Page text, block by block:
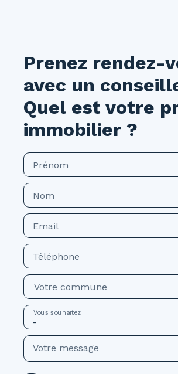
Prenez rendez-
avec un
Quel est votre
immobilier ?
Prénom
Nom
Email
Téléphone
Votre commune
-
Vous souhaitez
Votre message